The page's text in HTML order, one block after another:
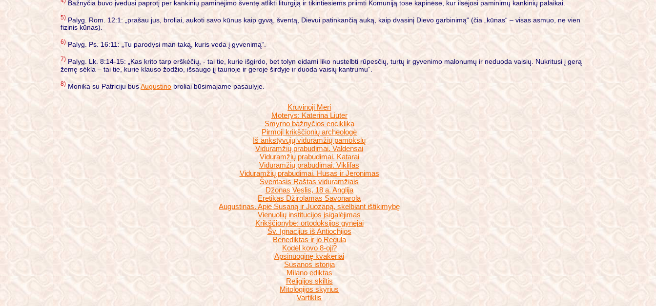
Bažnyčia buvo įvedusi paprotį per kankinių paminėjimo šventę atlikti liturgiją ir tikintiesiems priimti Komuniją tose kapinėse, kur ilsėjosi paminimų kankinių palaikai.
5) Palyg. Rom. 12:1: „prašau jus, broliai, aukoti savo kūnus kaip gyvą, šventą, Dievui patinkančią auką, kaip dvasinį Dievo garbinimą“ (čia „kūnas“ – visas asmuo, ne vien
fizinis kūnas).
6) Palyg. Ps. 16:11: „Tu parodysi man taką, kuris veda į gyvenimą“.
7) Palyg. Lk. 8:14-15: „Kas krito tarp erškėčių, - tai tie, kurie išgirdo, bet tolyn eidami liko nustelbti rūpesčių, turtų ir gyvenimo malonumų ir neduoda vaisių. Nukritusi į gerą
žemę sėkla – tai tie, kurie klauso žodžio, išsaugo jį taurioje ir geroje širdyje ir duoda vaisių kantrumu“.
8) Monika su Patriciju bus Augustino broliai būsimajame pasaulyje.
Kruvinoji Meri
Moterys: Katerina Liuter
Smyrno bažnyčios enciklika
Pirmoji krikščionių archeologė
Iš ankstyvųjų viduramžių pamokslų
Viduramžių prabudimai. Valdensai
Viduramžių prabudimai. Katarai
Viduramžių prabudimai. Viklifas
Viduramžių prabudimai. Husas ir Jeronimas
Šventasis Raštas viduramžiais
Džonas Veslis, 18 a. Anglija
Eretikas Džirolamas Savonarola
Augustinas. Apie Susaną ir Juozapą, skelbiant ištikimybę
Vienuolių institucijos įsigalėjimas
Krikščionybė: ortodoksijos gynėjai
Šv. Ignacijus iš Antiochijos
Benediktas ir jo Regula
Kodėl kovo 8-oji?
Apsinuoginę kvakeriai
Susanos istorija
Milano ediktas
Religijos skiltis
Mitologijos skyrius
Vartiklis